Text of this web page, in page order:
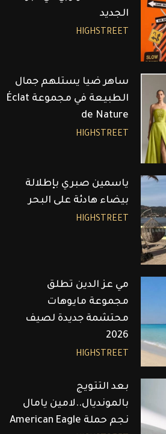
الجديد
HIGHSTREET
ساهر ضيا يستلهم جمال
الطبيعة في مجموعة Éclat
de Nature
HIGHSTREET
ياسمين صبري بإطلالة
بيضاء هادئة على البحر
HIGHSTREET
مي عز الدين تطلق
مجموعة مايوهات
محتشمة جديدة لصيف
2026
HIGHSTREET
بعد التتويج
بالمونديال..لامين يامال
نجم حملة American Eagle